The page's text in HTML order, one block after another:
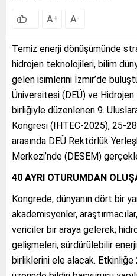
A+ A-
Temiz enerji dönüşümünde
hidrojen teknolojileri, bilim
gelen isimlerini İzmir’de
Üniversitesi (DEÜ) ve
birliğiyle düzenlenen 9.
Kongresi (IHTEC-2025), 25-
arasında DEÜ Rektörlük
Merkezi’nde (DESEM)
40 AYRI OTURUMDAN
Kongrede, dünyanın dört bir
akademisyenler,
vericiler bir araya gelerek;
gelişmeleri, sürdürülebilir
birliklerini ele alacak. Etkinliğe